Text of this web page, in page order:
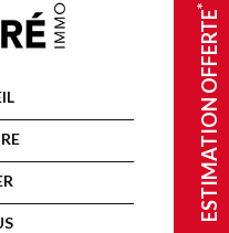
ESTIMATION OFFERTE
*